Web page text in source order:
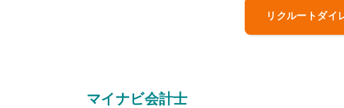
リクルートダイ
マイナビ会計士